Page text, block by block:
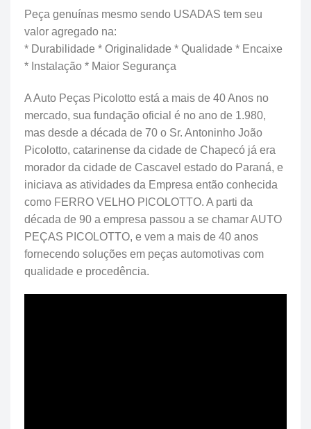
Peça genuínas mesmo sendo USADAS tem seu
valor agregado na:
* Durabilidade * Originalidade * Qualidade * Encaixe
* Instalação * Maior Segurança
A Auto Peças Picolotto está a mais de 40 Anos no
mercado, sua fundação oficial é no ano de 1.980,
mas desde a década de 70 o Sr. Antoninho João
Picolotto, catarinense da cidade de Chapecó já era
morador da cidade de Cascavel estado do Paraná, e
iniciava as atividades da Empresa então conhecida
como FERRO VELHO PICOLOTTO. A parti da
década de 90 a empresa passou a se chamar AUTO
PEÇAS PICOLOTTO, e vem a mais de 40 anos
fornecendo soluções em peças automotivas com
qualidade e procedência.